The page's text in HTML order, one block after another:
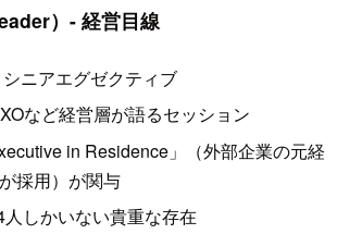
）- 経営目線
ニアエグゼクティブ
など経営層が語るセッション
in Residence」（外部企業の元経
採用）が関与
しかいない貴重な存在